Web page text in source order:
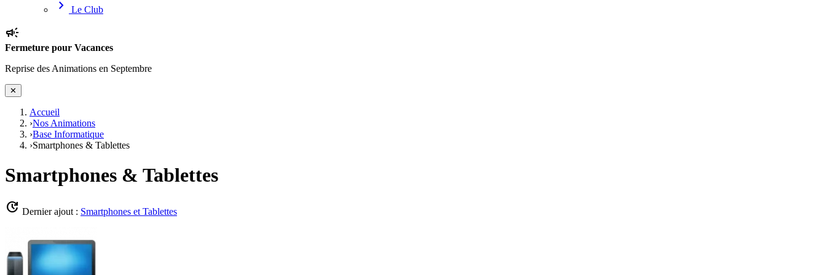
chevron_right Le Club
campaign
Fermeture pour Vacances
Reprise des Animations en Septembre
✕
Accueil
›Nos Animations
›Base Informatique
›Smartphones & Tablettes
Smartphones & Tablettes
update Dernier ajout : Smartphones et Tablettes